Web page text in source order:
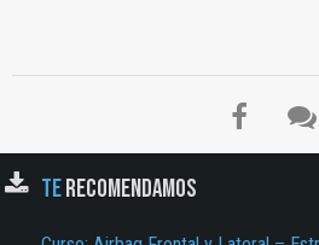
TERECOMENDAMOS